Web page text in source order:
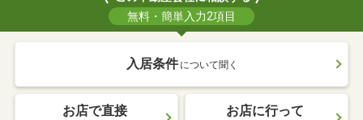
無料・簡単入力2項目
入居条件 について聞く
お店で直接 お店に行って